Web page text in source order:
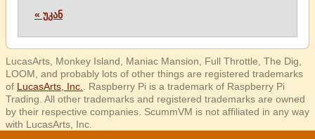
« უკან
LucasArts, Monkey Island, Maniac Mansion, Full Throttle, The Dig,
LOOM, and probably lots of other things are registered trademarks
of LucasArts, Inc.
. Raspberry Pi is a trademark of Raspberry Pi
Trading. All other trademarks and registered trademarks are owned
by their respective companies. ScummVM is not affiliated in any way
with LucasArts, Inc.